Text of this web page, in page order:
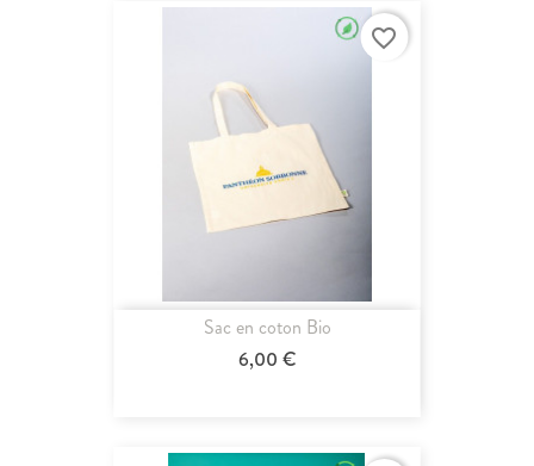
Sac en coton Bio
6,00 €
favorite_border